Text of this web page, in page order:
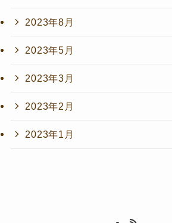
2023年8月
2023年5月
2023年3月
2023年2月
2023年1月